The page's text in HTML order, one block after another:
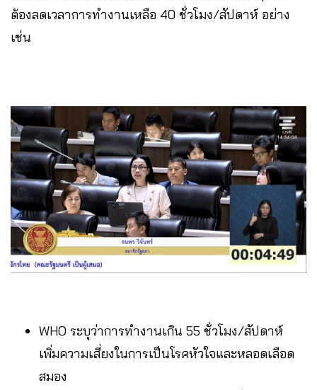
ต้องลดเวลาการทำงานเหลือ 40 ชั่วโมง/สัปดาห์ อย่าง
เช่น
WHO ระบุว่าการทำงานเกิน 55 ชั่วโมง/สัปดาห์
เพิ่มความเสี่ยงในการเป็นโรคหัวใจและหลอดเลือด
สมอง